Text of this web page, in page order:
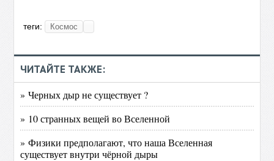
теги: Космос
ЧИТАЙТЕ ТАКЖЕ:
» Черных дыр не существует ?
» 10 странных вещей во Вселенной
» Физики предполагают, что наша Вселенная
существует внутри чёрной дыры